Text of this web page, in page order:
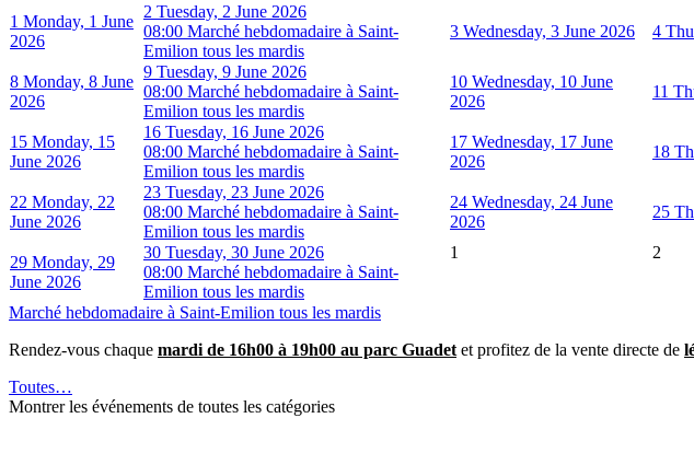
1 Monday, 1 June
2026
2 Tuesday, 2 June 2026
08:00 Marché hebdomadaire à Saint-
Emilion tous les mardis
3 Wednesday, 3 June 2026 4
8 Monday, 8 June
2026
9 Tuesday, 9 June 2026
08:00 Marché hebdomadaire à Saint-
Emilion tous les mardis
10 Wednesday, 10 June
2026
11
15 Monday, 15
June 2026
16 Tuesday, 16 June 2026
08:00 Marché hebdomadaire à Saint-
Emilion tous les mardis
17 Wednesday, 17 June
2026
18
22 Monday, 22
June 2026
23 Tuesday, 23 June 2026
08:00 Marché hebdomadaire à Saint-
Emilion tous les mardis
24 Wednesday, 24 June
2026
25
29 Monday, 29
June 2026
30 Tuesday, 30 June 2026
08:00 Marché hebdomadaire à Saint-
Emilion tous les mardis
1 2
Marché hebdomadaire à Saint-Emilion tous les mardis
Rendez-vous chaque mardi de 16h00 à 19h00 au parc Guadet et profitez de la vente directe de
Toutes…
Montrer les événements de toutes les catégories